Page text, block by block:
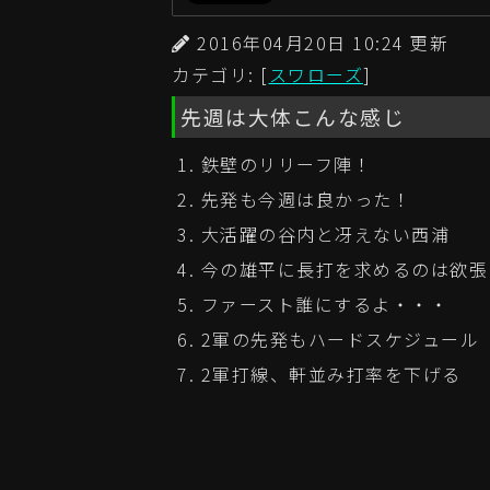
2016年04月20日 10:24 更
カテゴリ: [スワローズ]
先週は大体こんな感じ
鉄壁のリリーフ陣！
先発も今週は良かった！
大活躍の谷内と冴えない西浦
今の雄平に長打を求めるのは欲
ファースト誰にするよ・・・
2軍の先発もハードスケジュール
2軍打線、軒並み打率を下げる